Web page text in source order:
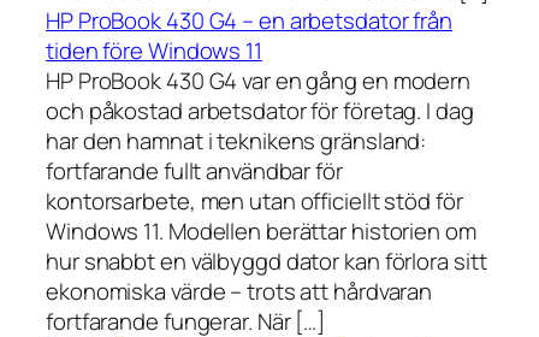
HP ProBook 430 G4 – en arbetsdator från
tiden före Windows 11
HP ProBook 430 G4 var en gång en modern
och påkostad arbetsdator för företag. I dag
har den hamnat i teknikens gränsland:
fortfarande fullt användbar för
kontorsarbete, men utan officiellt stöd för
Windows 11. Modellen berättar historien om
hur snabbt en välbyggd dator kan förlora sitt
ekonomiska värde – trots att hårdvaran
fortfarande fungerar. När […]